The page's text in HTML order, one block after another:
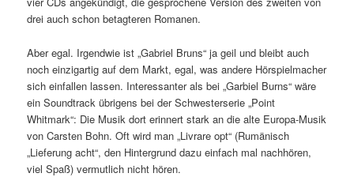
drei auch schon betagteren Romanen.
Aber egal. Irgendwie ist „Gabriel Bruns“ ja geil und bleibt auch
noch einzigartig auf dem Markt, egal, was andere Hörspielmacher
sich einfallen lassen. Interessanter als bei „Garbiel Burns“ wäre
ein Soundtrack übrigens bei der Schwesterserie „Point
Whitmark“: Die Musik dort erinnert stark an die alte Europa-Musik
von Carsten Bohn. Oft wird man „Livrare opt“ (Rumänisch
„Lieferung acht“, den Hintergrund dazu einfach mal nachhören,
viel Spaß) vermutlich nicht hören.